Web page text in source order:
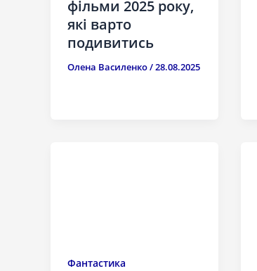
фільми 2025 року,
які варто
подивитись
Олена Василенко/28.08.2025
Фантастика